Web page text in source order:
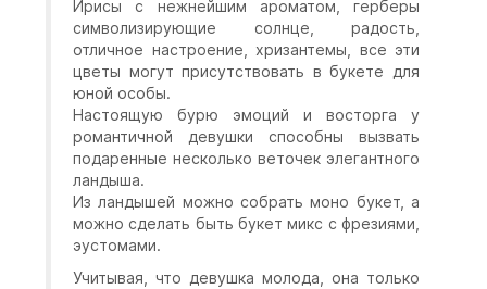
Ирисы с нежнейшим ароматом, герберы
символизирующие солнце, радость,
отличное настроение, хризантемы, все эти
цветы могут присутствовать в букете для
юной особы.
Настоящую бурю эмоций и восторга у
романтичной девушки способны вызвать
подаренные несколько веточек элегантного
ландыша.
Из ландышей можно собрать моно букет, а
можно сделать быть букет микс с фрезиями,
эустомами.
Учитывая, что девушка молода, она только